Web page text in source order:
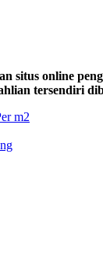
situs online
tersendiri
m2